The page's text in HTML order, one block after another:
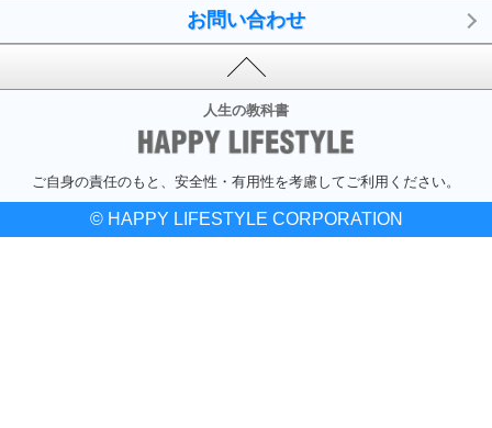
お問い合わせ
人生の教科書
ご自身の責任のもと、安全性・有用性を考慮してご利用ください。
© HAPPY LIFESTYLE CORPORATION